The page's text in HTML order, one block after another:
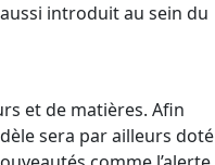
aussi introduit au sein du
et de matières. Afin
sera par ailleurs doté